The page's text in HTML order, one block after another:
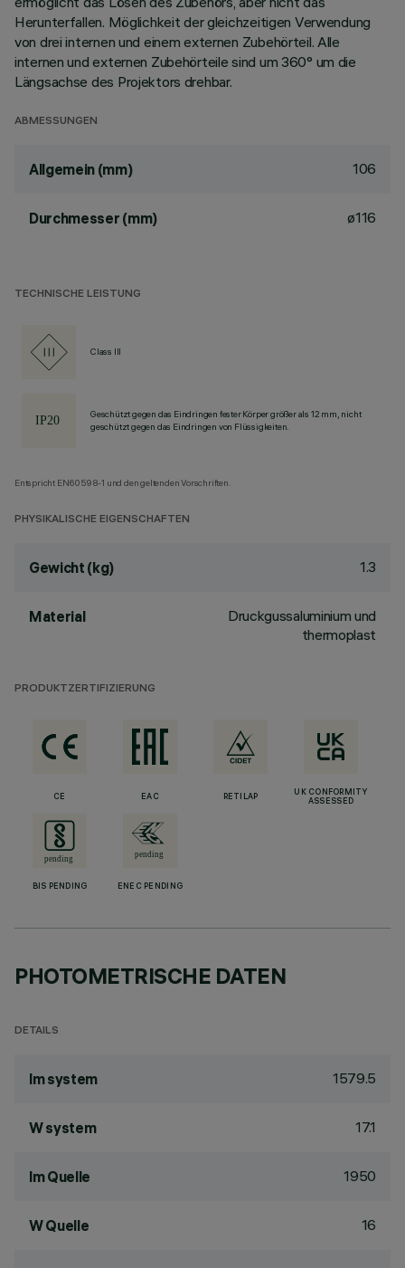
Herunterfallen. Möglichkeit der gleichzeitigen Verwendung
von drei internen und einem externen Zubehörteil. Alle
internen und externen Zubehörteile sind um 360° um die
Längsachse des Projektors drehbar.
ABMESSUNGEN
Allgemein (mm) 106
Durchmesser (mm) ø116
TECHNISCHE LEISTUNG
Class III
Geschützt gegen das Eindringen fester Körper größer als 12 mm, nicht
geschützt gegen das Eindringen von Flüssigkeiten.
Entspricht EN60598-1 und den geltenden Vorschriften.
PHYSIKALISCHE EIGENSCHAFTEN
Gewicht (kg) 1.3
Material
Druckgussaluminium und
thermoplast
PRODUKTZERTIFIZIERUNG
CE EAC RETILAP
UK CONFORMITY
ASSESSED
BIS PENDING ENEC PENDING
PHOTOMETRISCHE DATEN
DETAILS
lm system 1579.5
W system 17.1
lm Quelle 1950
W Quelle 16